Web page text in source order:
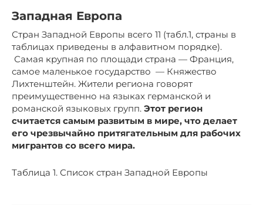
Западная Европа
Стран Западной Европы всего 11 (табл.1, страны в
таблицах приведены в алфавитном порядке).
Самая крупная по площади страна — Франция,
самое маленькое государство — Княжество
Лихтенштейн. Жители региона говорят
преимущественно на языках германской и
романской языковых групп. Этот регион
считается самым развитым в мире, что делает
его чрезвычайно притягательным для рабочих
мигрантов со всего мира.
Таблица 1. Список стран Западной Европы